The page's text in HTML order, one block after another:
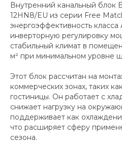
Внутренний канальный блок
12HN8/EU из серии Free
энергоэффективность
инверторную регулировку
стабильный климат в
м² при минимальном уровне
Этот блок рассчитан на
коммерческих зонах, таких
гостиницы. Он работает с
снижает нагрузку на
поддерживает как
что расширяет сферу
сезона.